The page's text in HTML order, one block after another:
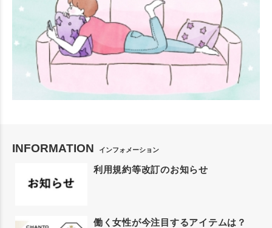
INFORMATION インフォメーション
利用規約等改訂のお知らせ
働く女性が今注目するアイテムは？